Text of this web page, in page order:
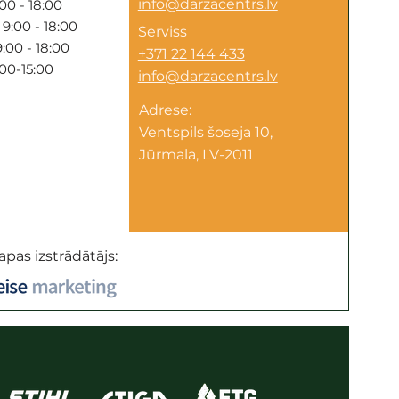
- 18:00
- 18:00
- 18:00
15:00
info@darzacentrs.lv
Serviss
+371 22 144 433
info@darzacentrs.lv
Adrese:
Ventspils šoseja 10,
Jūrmala, LV-2011
izstrādātājs: